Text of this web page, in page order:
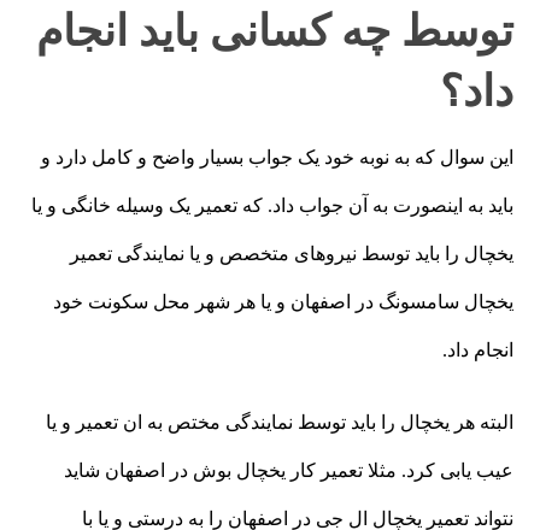
توسط چه کسانی باید انجام
داد؟
این سوال که به نوبه خود یک جواب بسیار واضح و کامل دارد و
باید به اینصورت به آن جواب داد. که تعمیر یک وسیله خانگی و یا
یخچال را باید توسط نیروهای متخصص و یا نمایندگی تعمیر
یخچال سامسونگ در اصفهان و یا هر شهر محل سکونت خود
انجام داد.
البته هر یخچال را باید توسط نمایندگی مختص به ان تعمیر و یا
عیب یابی کرد. مثلا تعمیر کار یخچال بوش در اصفهان شاید
نتواند تعمیر یخچال ال جی در اصفهان را به درستی و یا با